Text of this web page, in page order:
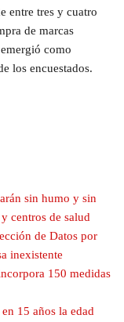
entre tres y cuatro
de marcas
como
los encuestados.
sin humo y sin
centros de salud
de Datos por
inexistente
150 medidas
15 años la edad